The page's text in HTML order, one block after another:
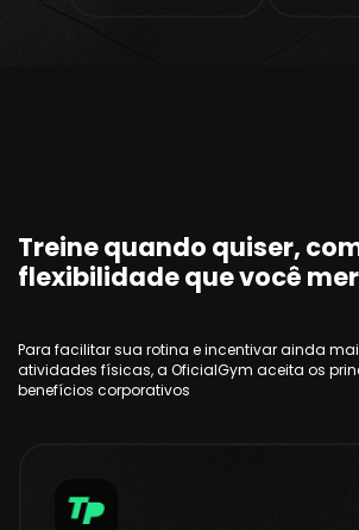
Treine quando quiser,
flexibilidade que você
Para facilitar sua rotina e incentivar ainda
atividades físicas, a OficialGym aceita os
benefícios corporativos